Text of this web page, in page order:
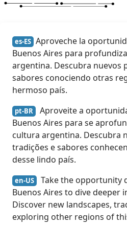
es-ES Aproveche la
Buenos Aires para
argentina. Descubra nuevos
sabores conociendo otras
hermoso país.
pt-BR
Aproveite a
Buenos Aires para se
cultura argentina. Descubra
tradições e sabores
desse lindo país.
en-US
Take the opportunity
Buenos Aires to dive deeper
Discover new landscapes,
exploring other regions of